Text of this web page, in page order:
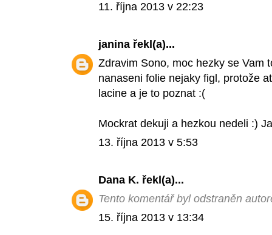
11. října 2013 v 22:23
janina řekl(a)...
Zdravim Sono, moc hezky se Vam
nanaseni folie nejaky figl, protože
lacine a je to poznat :(
Mockrat dekuji a hezkou nedeli :)
13. října 2013 v 5:53
Dana K. řekl(a)...
Tento komentář byl odstraněn
15. října 2013 v 13:34